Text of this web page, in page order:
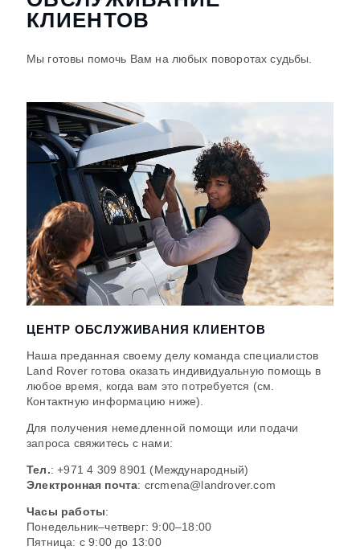
КЛИЕНТОВ
Мы готовы помочь Вам на любых поворотах судьбы.
ЦЕНТР ОБСЛУЖИВАНИЯ КЛИЕНТОВ
Наша преданная своему делу команда специалистов
Land Rover готова оказать индивидуальную помощь в
любое время, когда вам это потребуется (см.
Контактную информацию ниже).
Для получения немедленной помощи или подачи
запроса свяжитесь с нами:
Тел.:+971 4 309 8901 (Международный)
Электронная почта: crcmena@landrover.com
Часы работы:
Понедельник–четверг: 9:00–18:00
Пятница: с 9:00 до 13:00